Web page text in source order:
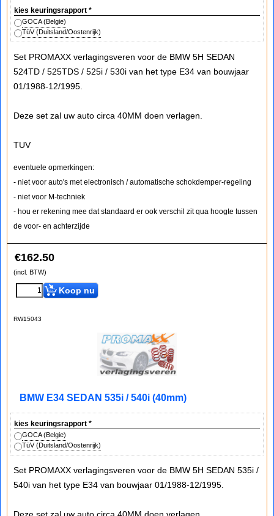
kies keuringsrapport *
GOCA (Belgie)
TüV (Duitsland/Oostenrijk)
Set PROMAXX verlagingsveren voor de BMW 5H SEDAN
524TD / 525TDS / 525i / 530i van het type E34 van bouwjaar
01/1988-12/1995.
Deze set zal uw auto circa 40MM doen verlagen.
TUV
eventuele opmerkingen:
- niet voor auto's met electronisch / automatische schokdemper-regeling
- niet voor M-techniek
- hou er rekening mee dat standaard er ook verschil zit qua hoogte tussen
de voor- en achterzijde
€162.50
(incl. BTW)
Koop nu
RW15043
BMW E34 SEDAN 535i / 540i (40mm)
kies keuringsrapport *
GOCA (Belgie)
TüV (Duitsland/Oostenrijk)
Set PROMAXX verlagingsveren voor de BMW 5H SEDAN 535i /
540i van het type E34 van bouwjaar 01/1988-12/1995.